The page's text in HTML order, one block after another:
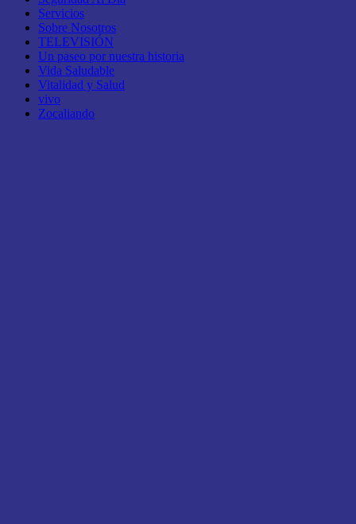
Servicios
Sobre Nosotros
TELEVISIÓN
Un paseo por nuestra historia
Vida Saludable
Vitalidad y Salud
vivo
Zocaliando